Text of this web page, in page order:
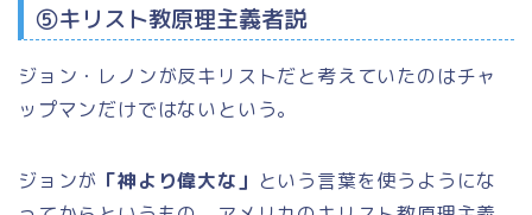
⑤キリスト教原理主義者説
ジョン・レノンが反キリストだと考えていたのはチャ
ップマンだけではないという。
ジョンが 「神より偉大な」 という言葉を使うようにな